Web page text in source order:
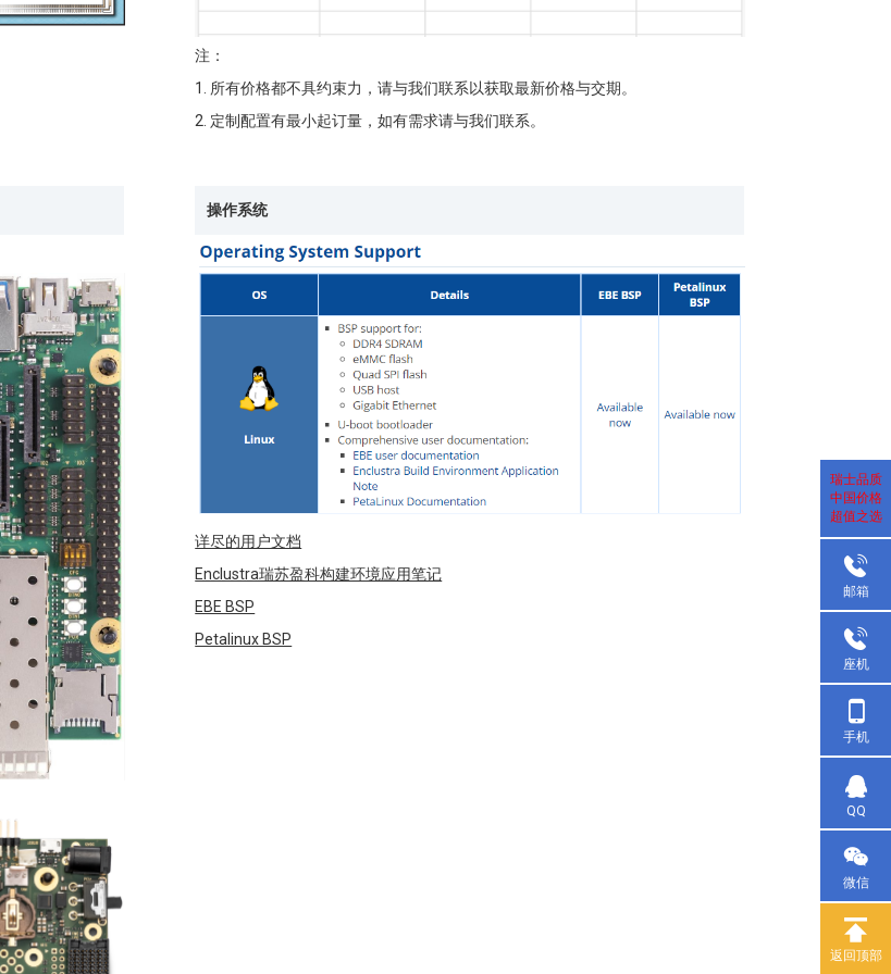
注：
1. 所有价格都不具约束力，请与我们联系以获取最新价格与交期。
2. 定制配置有最小起订量，如有需求请与我们联系。
操作系统
详尽的用户文档
Enclustra瑞苏盈科构建环境应用笔记
EBE BSP
Petalinux BSP
瑞士品质
中国价格
超值之选
邮箱
座机
手机
QQ
微信
返回顶部